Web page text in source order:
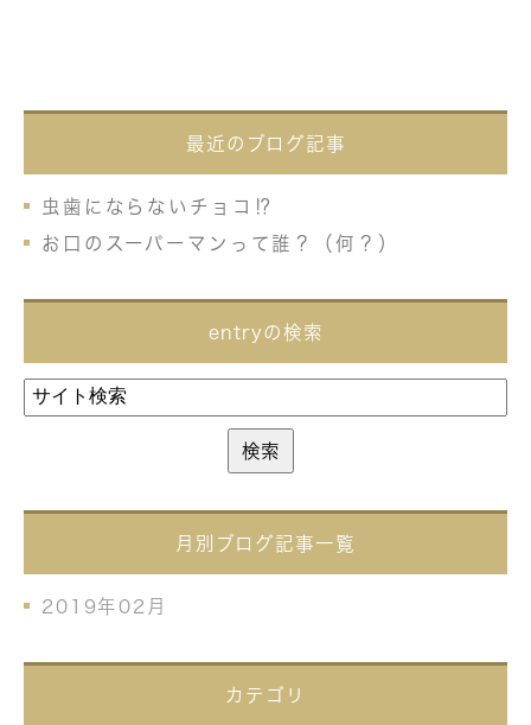
最近のブログ記事
虫歯にならないチョコ⁉
お口のスーパーマンって誰？（何？）
entryの検索
月別ブログ記事一覧
2019年02月
カテゴリ